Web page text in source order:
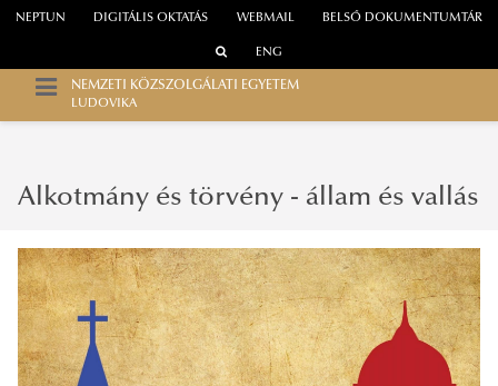
WEBMAIL
NEPTUN DIGITÁLIS OKTATÁS BELSŐ DOKUMENTUMTÁR
ENG
NEMZETI KÖZSZOLGÁLATI EGYETEM
LUDOVIKA
Alkotmány és törvény - állam és vallás